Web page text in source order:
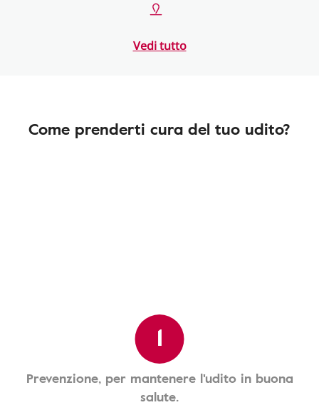
Vedi tutto
Come prenderti cura del tuo udito?
1
Prevenzione, per mantenere l'udito in buona
salute.